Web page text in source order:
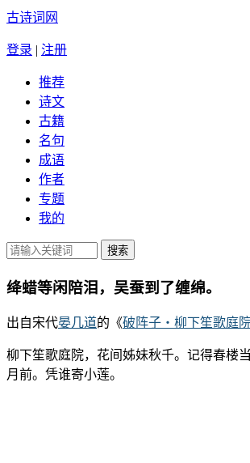
古诗词网
登录 | 注册
推荐
诗文
古籍
名句
成语
作者
专题
我的
绛蜡等闲陪泪，吴蚕到了缠绵。
出自宋代晏几道的《破阵子・柳下笙歌庭
柳下笙歌庭院，花间姊妹秋千。记得春楼
月前。凭谁寄小莲。